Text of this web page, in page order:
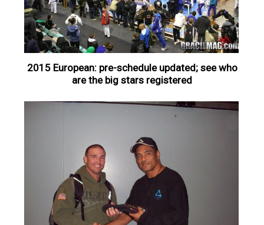
2015 European: pre-schedule updated; see who
are the big stars registered